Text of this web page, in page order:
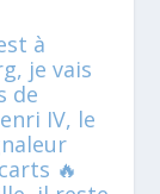
à
je vais
de
IV, le
🔥